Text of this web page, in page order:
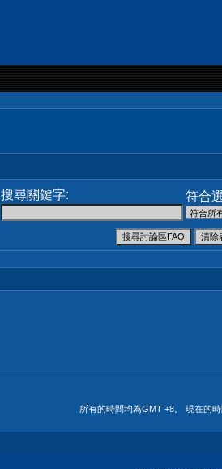
搜尋關鍵字: 符合
所有的時間均為GMT +8。 現在的